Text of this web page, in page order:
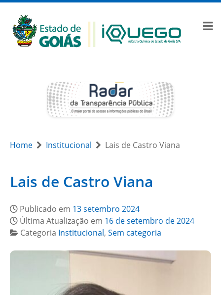
Home Institucional Lais de Castro Viana
Lais de Castro Viana
Publicado em 13 setembro 2024
Última Atualização em 16 de setembro de 2024
Categoria Institucional, Sem categoria